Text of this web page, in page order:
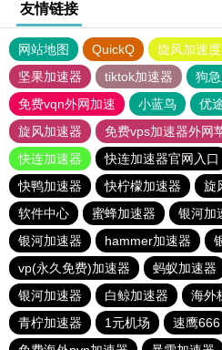
友情链接
网站地图 QuickQ 旋风加速
坚果加速器
tiktok加速器
狗
免费vqn外网加速
小蓝鸟 优
旋风加速器
免费vps加速器外网
快连加速器
快连加速器官网入口
快鸭加速器
快柠檬加速器 旋
软件中心
蜜蜂加速器 银河加
银河加速器
hammer加速器
vp(永久免费)加速器
蚂蚁加速器
银河加速器
白鲸加速器 海外
青柠加速器
1元机场 速鹰666